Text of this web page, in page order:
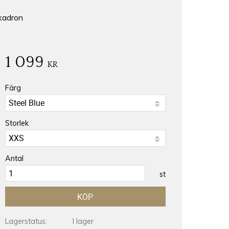
1 099 KR
Färg
Storlek
Antal
st
KÖP
Lagerstatus
I lager